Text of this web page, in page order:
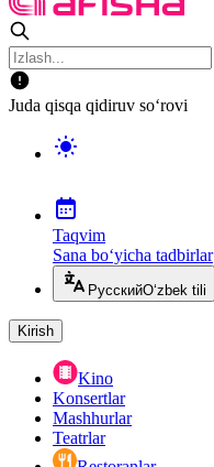
Juda qisqa qidiruv so‘rovi
Taqvim
Sana bo‘yicha tadbirlar
РусскийO‘zbek tili
Kirish
Kino
Konsertlar
Mashhurlar
Teatrlar